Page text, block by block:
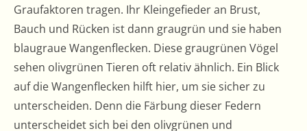
Graufaktoren tragen. Ihr Kleingefieder an Brust,
Bauch und Rücken ist dann graugrün und sie haben
blaugraue Wangenflecken. Diese graugrünen Vögel
sehen olivgrünen Tieren oft relativ ähnlich. Ein Blick
auf die Wangenflecken hilft hier, um sie sicher zu
unterscheiden. Denn die Färbung dieser Federn
unterscheidet sich bei den olivgrünen und